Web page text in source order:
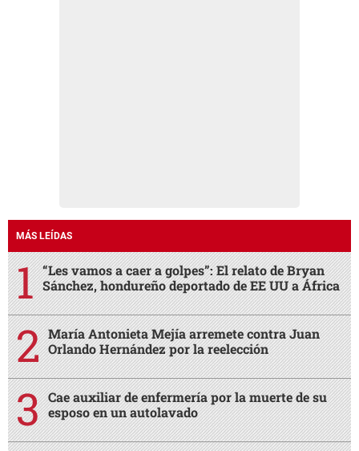
MÁS LEÍDAS
“Les vamos a caer a golpes”: El relato de Bryan
Sánchez, hondureño deportado de EE UU a África
María Antonieta Mejía arremete contra Juan
Orlando Hernández por la reelección
Cae auxiliar de enfermería por la muerte de su
esposo en un autolavado